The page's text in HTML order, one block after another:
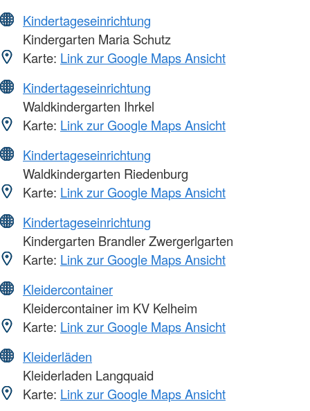
Kindertageseinrichtung
Kindergarten Maria Schutz
Karte: Link zur Google Maps Ansicht
Kindertageseinrichtung
Waldkindergarten Ihrkel
Karte: Link zur Google Maps Ansicht
Kindertageseinrichtung
Waldkindergarten Riedenburg
Karte: Link zur Google Maps Ansicht
Kindertageseinrichtung
Kindergarten Brandler Zwergerlgarten
Karte: Link zur Google Maps Ansicht
Kleidercontainer
Kleidercontainer im KV Kelheim
Karte: Link zur Google Maps Ansicht
Kleiderläden
Kleiderladen Langquaid
Karte: Link zur Google Maps Ansicht